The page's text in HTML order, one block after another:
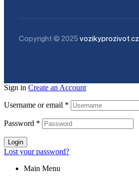
Copyright © 2025 vozikyprozivot.cz
Sign in Create an Account
Username or email *
Password *
Login
Lost your password?
Main Menu